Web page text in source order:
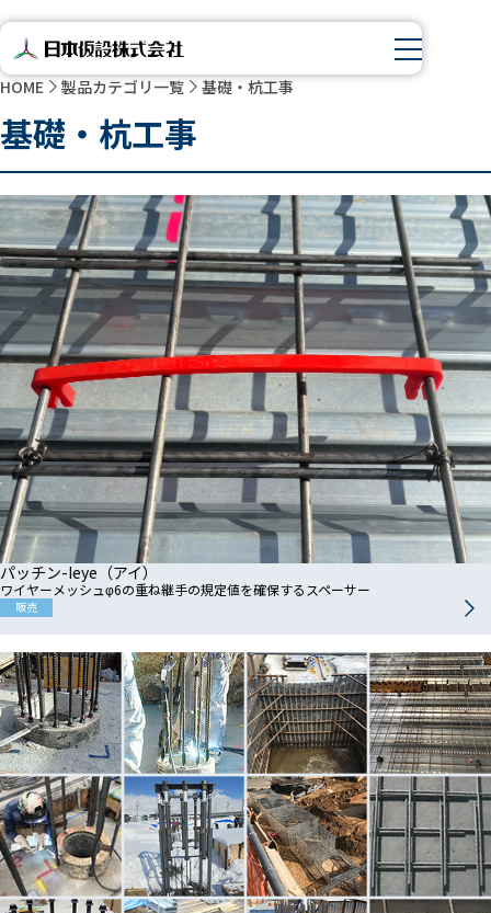
HOME 製品カテゴリ一覧 基礎・杭工事
基礎・杭工事
パッチン-Ieye（アイ）
ワイヤーメッシュφ6の重ね継手の規定値を確保するスペーサー
販売